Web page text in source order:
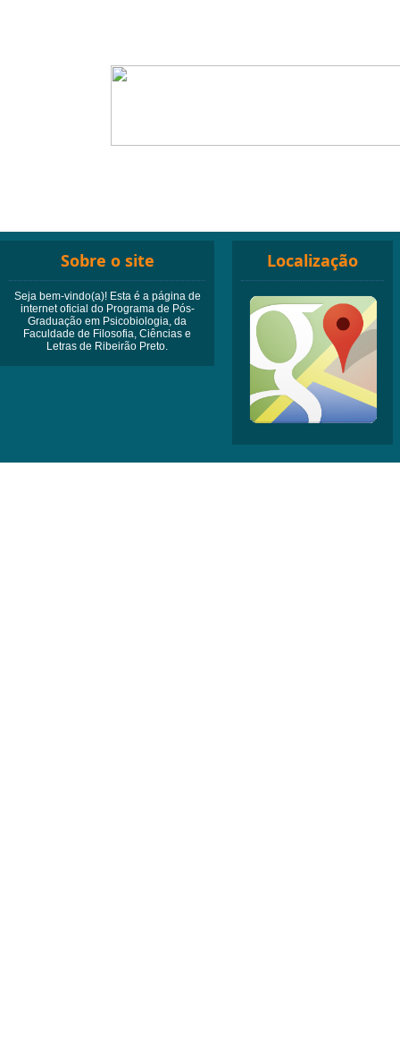
Sobre o site
Seja bem-vindo(a)! Esta é a página de
internet oficial do Programa de Pós-
Graduação em Psicobiologia, da
Faculdade de Filosofia, Ciências e
Letras de Ribeirão Preto.
Localização